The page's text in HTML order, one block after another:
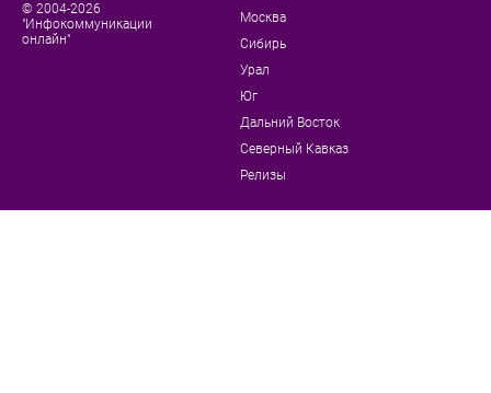
© 2004-2026
"Инфокоммуникации
онлайн"
Москва
Сибирь
Урал
Юг
Дальний Восток
Северный Кавказ
Релизы